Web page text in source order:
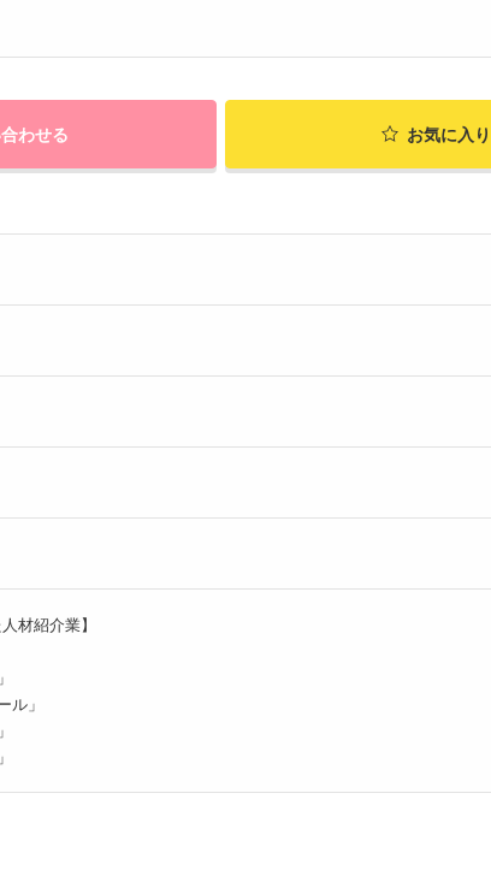
わせる お気に入
材紹介業】
ル」